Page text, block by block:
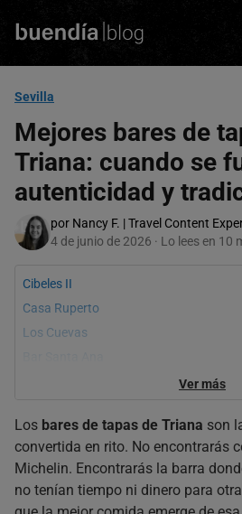
Sevilla
Mejores bares de
Triana: cuando se
autenticidad y
por Nancy F. | Travel Content
4 de junio de 2026 · Lo lees en 10
Cibeles II
Casa Ruperto
Los Cuevas
Sol y Sombra
Vega 10
Conocer Triana y su historia
Ver más
Los bares de tapas de Triana son
convertida en rito. No encontrarás
Michelin. Encontrarás la barra
no tenían tiempo ni dinero para